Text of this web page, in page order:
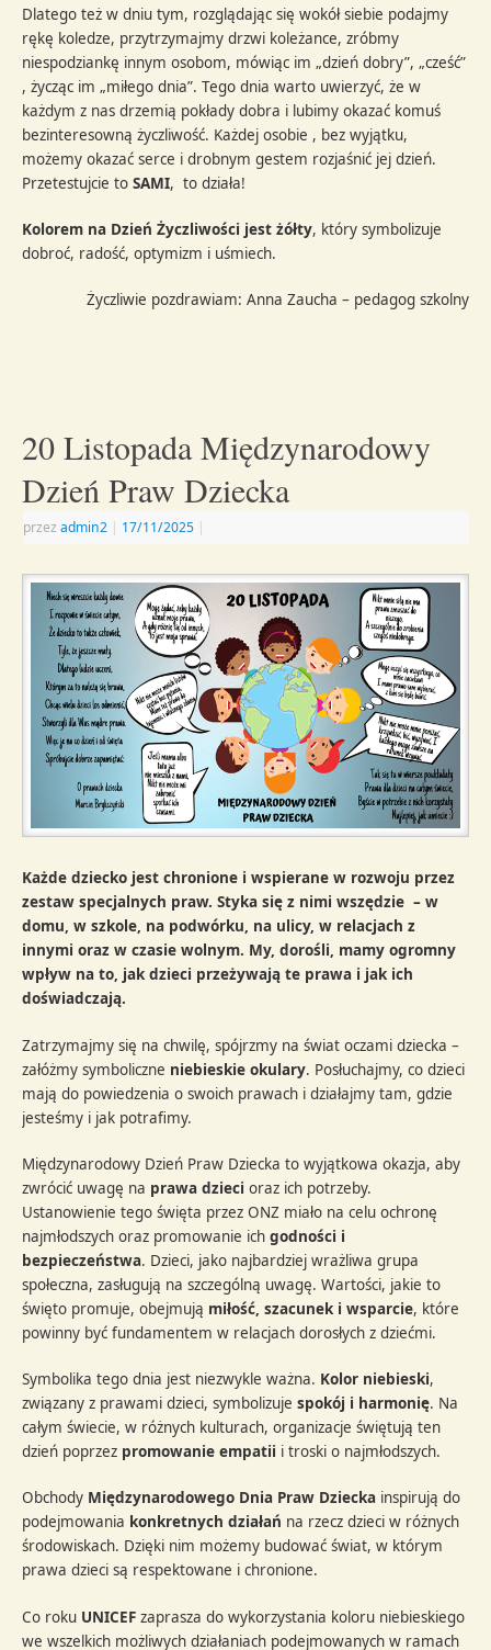
Dlatego też w dniu tym, rozglądając się wokół siebie podajmy
rękę koledze, przytrzymajmy drzwi koleżance, zróbmy
niespodziankę innym osobom, mówiąc im „dzień dobry”, „cześć”
, życząc im „miłego dnia”. Tego dnia warto uwierzyć, że w
każdym z nas drzemią pokłady dobra i lubimy okazać komuś
bezinteresowną życzliwość. Każdej osobie , bez wyjątku,
możemy okazać serce i drobnym gestem rozjaśnić jej dzień.
Przetestujcie toSAMI, to działa!
Kolorem na Dzień Życzliwości jest żółty, który symbolizuje
dobroć, radość, optymizm i uśmiech.
Życzliwie pozdrawiam: Anna Zaucha – pedagog szkolny
20 Listopada Międzynarodowy
Dzień Praw Dziecka
przezadmin2 | 17/11/2025 |
Każde dziecko jest chronione i wspierane w rozwoju przez
zestaw specjalnych praw. Styka się z nimi wszędzie – w
domu, w szkole, na podwórku, na ulicy, w relacjach z
innymi oraz w czasie wolnym. My, dorośli, mamy ogromny
wpływ na to, jak dzieci przeżywają te prawa i jak ich
doświadczają.
Zatrzymajmy się na chwilę, spójrzmy na świat oczami dziecka –
załóżmy symboliczne niebieskie okulary. Posłuchajmy, co dzieci
mają do powiedzenia o swoich prawach i działajmy tam, gdzie
jesteśmy i jak potrafimy.
Międzynarodowy Dzień Praw Dziecka to wyjątkowa okazja, aby
zwrócić uwagę na prawa dzieci oraz ich potrzeby.
Ustanowienie tego święta przez ONZ miało na celu ochronę
najmłodszych oraz promowanie ichgodności i
bezpieczeństwa. Dzieci, jako najbardziej wrażliwa grupa
społeczna, zasługują na szczególną uwagę. Wartości, jakie to
święto promuje, obejmują miłość, szacunek i wsparcie, które
powinny być fundamentem w relacjach dorosłych z dziećmi.
Symbolika tego dnia jest niezwykle ważna. Kolor niebieski,
związany z prawami dzieci, symbolizujespokój i harmonię. Na
całym świecie, w różnych kulturach, organizacje świętują ten
dzień poprzez promowanie empatii i troski o najmłodszych.
Obchody Międzynarodowego Dnia Praw Dziecka inspirują do
podejmowania konkretnych działań na rzecz dzieci w różnych
środowiskach. Dzięki nim możemy budować świat, w którym
prawa dzieci są respektowane i chronione.
Co roku UNICEFzaprasza do wykorzystania koloru niebieskiego
we wszelkich możliwych działaniach podejmowanych w ramach